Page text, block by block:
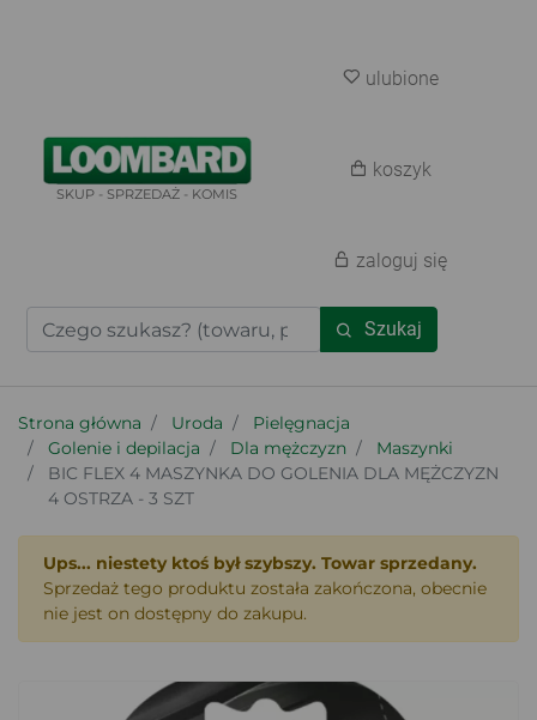
SKUP - SPRZEDAŻ - KOMIS
Szukaj
ulubione
koszyk
zaloguj się
Strona główna Uroda
Pielęgnacja
Golenie i depilacja
Dla mężczyzn
Maszynki
BIC FLEX 4 MASZYNKA DO GOLENIA DLA MĘŻCZYZN
4 OSTRZA - 3 SZT
Ups... niestety ktoś był szybszy. Towar sprzedany.
Sprzedaż tego produktu została zakończona, obecnie
nie jest on dostępny do zakupu.